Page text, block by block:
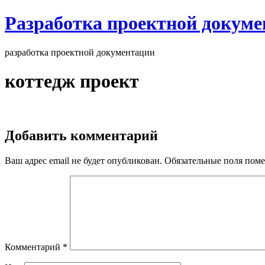
Разработка проектной
разработка проектной документации
коттедж проект
Добавить комментарий
Ваш адрес email не будет опубликован. Обязательные поля
Комментарий *